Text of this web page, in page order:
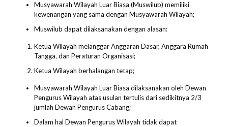
Musyawarah Wilayah Luar Biasa (Muswilub) memiliki
kewenangan yang sama dengan Musyawarah Wilayah;
Muswilub dapat dilaksanakan dengan alasan:
Ketua Wilayah melanggar Anggaran Dasar, Anggara Rumah
Tangga, dan Peraturan Organisasi;
Ketua Wilayah berhalangan tetap;
Musyawarah Wilayah Luar Biasa dilaksanakan oleh Dewan
Pengurus Wilayah atas usulan tertulis dari sedikitnya 2/3
jumlah Dewan Pengurus Cabang;
Dalam hal Dewan Pengurus Wilayah tidak dapat